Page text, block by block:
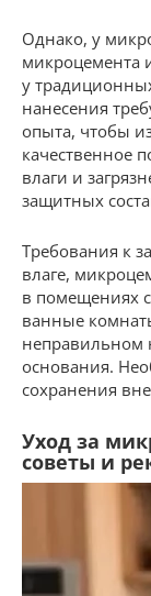
Однако, у
микроцемента
у
нанесения
опыта, чтобы
качественное
влаги и
защитных
Требования к
влаге,
в помещениях
ванные
неправильном
основания.
сохранения
Уход за
советы и